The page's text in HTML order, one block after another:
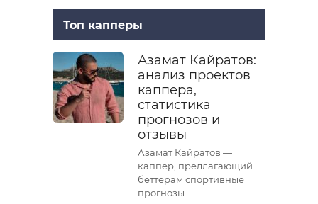
Топ капперы
Азамат Кайратов:
анализ проектов
каппера,
статистика
прогнозов и
отзывы
Азамат Кайратов —
каппер, предлагающий
беттерам спортивные
прогнозы.